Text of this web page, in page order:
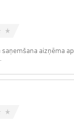
saņemšana aizņēma